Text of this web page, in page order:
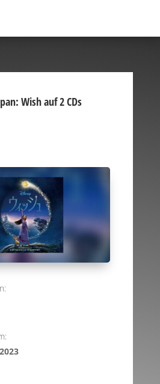
Wish auf 2 CDs